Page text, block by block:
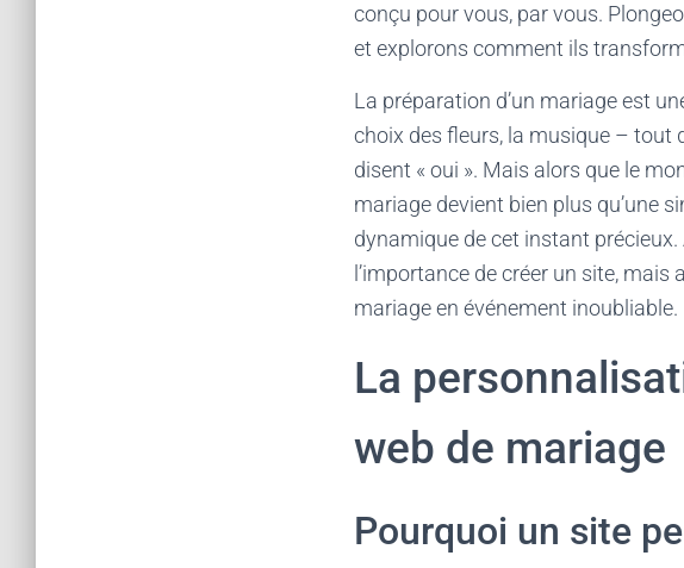
conçu pour vous, par vous.
et explorons comment ils
La préparation d’un mariage est
choix des fleurs, la musique – tout
disent « oui ». Mais alors que le
mariage devient bien plus qu’une
dynamique de cet instant
l’importance de créer un site,
mariage en événement inoubliable.
La
web de mariage
Pourquoi un site